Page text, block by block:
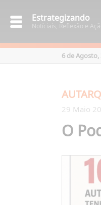
Estrategizando
Notíciais, Reflexão e
6 de Agosto,
29 Maio
O